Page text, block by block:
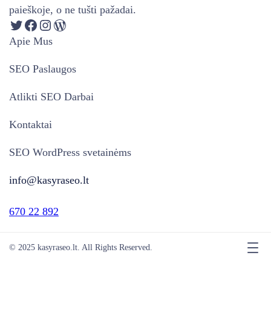
paieškoje, o ne tušti pažadai.
Apie Mus
SEO Paslaugos
Atlikti SEO Darbai
Kontaktai
SEO WordPress svetainėms
info@kasyraseo.lt
670 22 892
© 2025 kasyraseo.lt. All Rights Reserved.